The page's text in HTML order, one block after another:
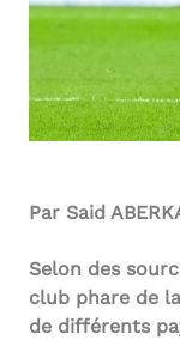
Par Said
Selon des
club phare de
de différents